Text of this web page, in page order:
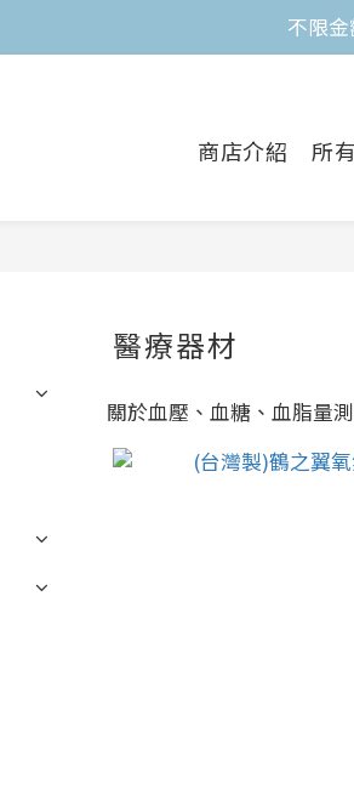
不限
商店介紹 所
醫療器材
關於血壓、血糖、血脂量